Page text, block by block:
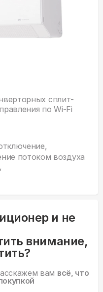
сплит-
по Wi-Fi
потоком воздуха
и не
внимание,
вам всё, что